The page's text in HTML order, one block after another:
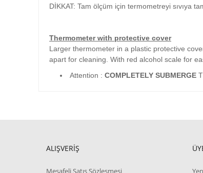
DİKKAT: Tam ölçüm için termometreyi sıvıya
Thermometer with protective cover
Larger thermometer in a plastic protective
apart for cleaning. With red alcohol scale for
Attention : COMPLETELY SUBMERGE
ALIŞVERİŞ
Mesafeli Satış Sözleşmesi